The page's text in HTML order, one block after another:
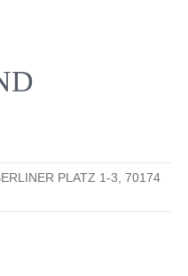
PLATZ 1-3, 70174